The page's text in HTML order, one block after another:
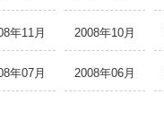
年11月 2008年10月
年07月 2008年06月